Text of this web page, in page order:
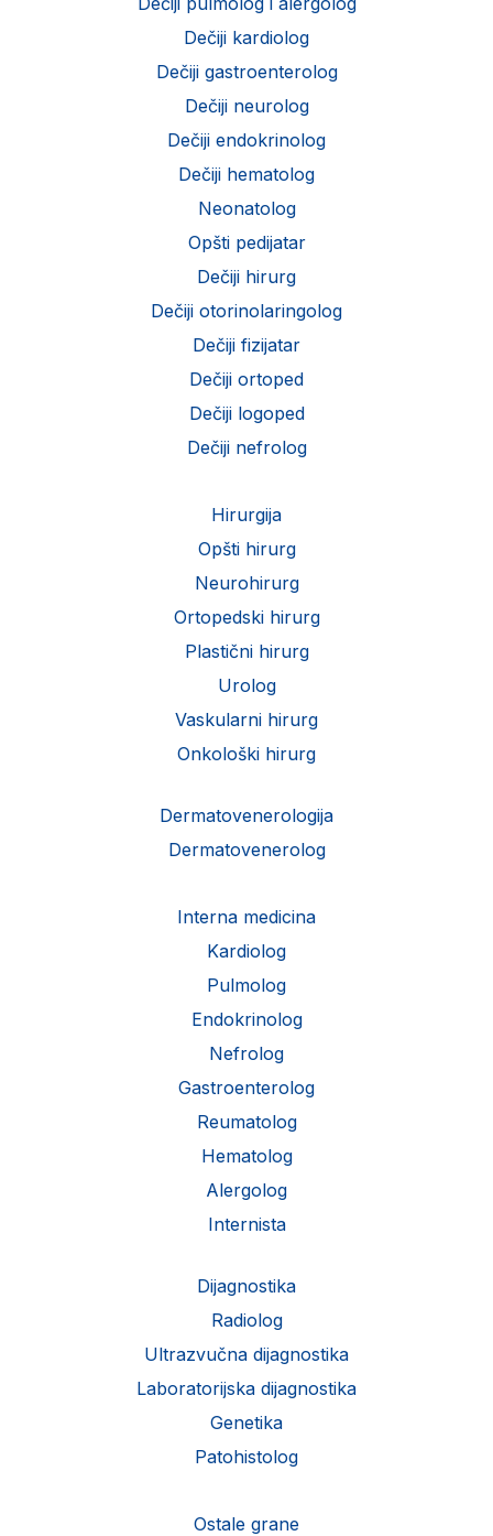
Dečiji kardiolog
Dečiji gastroenterolog
Dečiji neurolog
Dečiji endokrinolog
Dečiji hematolog
Neonatolog
Opšti pedijatar
Dečiji hirurg
Dečiji otorinolaringolog
Dečiji fizijatar
Dečiji ortoped
Dečiji logoped
Dečiji nefrolog
Hirurgija
Opšti hirurg
Neurohirurg
Ortopedski hirurg
Plastični hirurg
Urolog
Vaskularni hirurg
Onkološki hirurg
Dermatovenerologija
Dermatovenerolog
Interna medicina
Kardiolog
Pulmolog
Endokrinolog
Nefrolog
Gastroenterolog
Reumatolog
Hematolog
Alergolog
Internista
Dijagnostika
Radiolog
Ultrazvučna dijagnostika
Laboratorijska dijagnostika
Genetika
Patohistolog
Ostale grane